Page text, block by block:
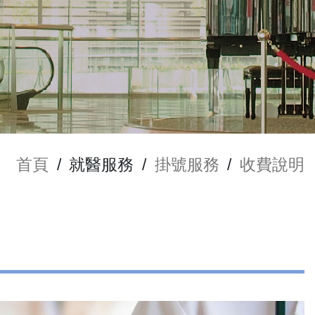
首頁 / 就醫服務 / 掛號服務 / 收費說明